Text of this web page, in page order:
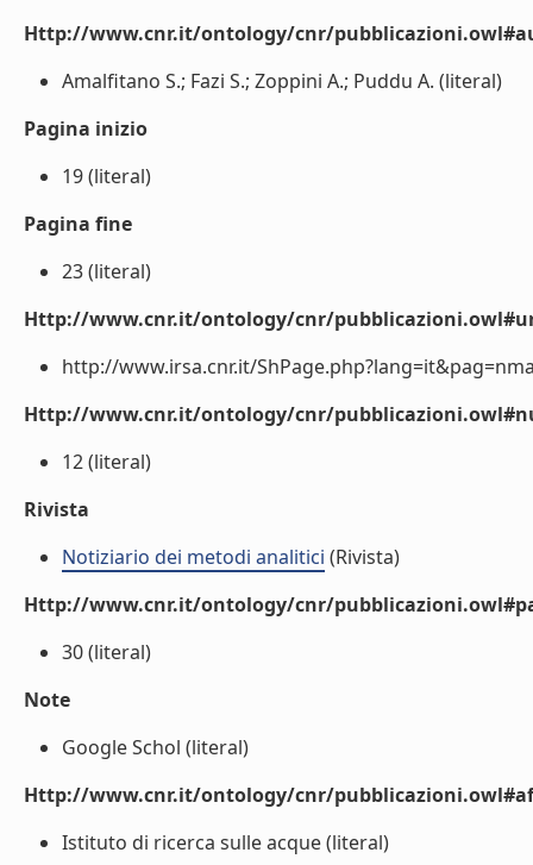
Http://www.cnr.it/ontology/cnr/
Amalfitano S.; Fazi S.; Zoppini A.; Puddu A. (literal)
Pagina inizio
19 (literal)
Pagina fine
23 (literal)
Http://www.cnr.it/ontology/cnr/
http://www.irsa.cnr.it/
Http://www.cnr.it/ontology/cnr/
12 (literal)
Rivista
Notiziario dei metodi analitici (Rivista)
Http://www.cnr.it/ontology/cnr/
30 (literal)
Note
Google Schol (literal)
Http://www.cnr.it/ontology/cnr/
Istituto di ricerca sulle acque (literal)